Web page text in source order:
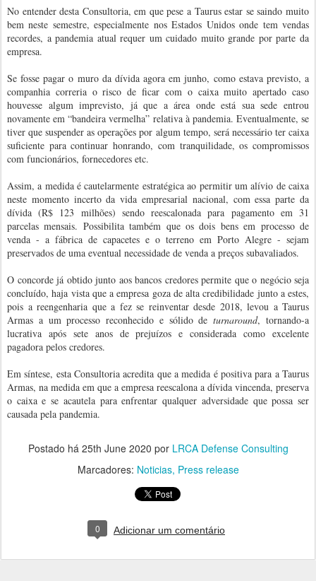
No entender desta Consultoria, em que pese a Taurus estar se saindo muito
bem neste semestre, especialmente nos Estados Unidos onde tem vendas
recordes, a pandemia atual requer um cuidado muito grande por parte da
empresa.
Se fosse pagar o muro da dívida agora em junho, como estava previsto, a
companhia correria o risco de ficar com o caixa muito apertado caso
houvesse algum imprevisto, já que a área onde está sua sede entrou
novamente em “bandeira vermelha” relativa à pandemia. Eventualmente, se
tiver que suspender as operações por algum tempo, será necessário ter caixa
suficiente para continuar honrando, com tranquilidade, os compromissos
com funcionários, fornecedores etc.
Assim, a medida é cautelarmente estratégica ao permitir um alívio de caixa
neste momento incerto da vida empresarial nacional, com essa parte da
dívida (R$ 123 milhões) sendo reescalonada para pagamento em 31
parcelas mensais. Possibilita também que os dois bens em processo de
venda - a fábrica de capacetes e o terreno em Porto Alegre - sejam
preservados de uma eventual necessidade de venda a preços subavaliados.
O concorde já obtido junto aos bancos credores permite que o negócio seja
concluído, haja vista que a empresa goza de alta credibilidade junto a estes,
pois a reengenharia que a fez se reinventar desde 2018, levou a Taurus
Armas a um processo reconhecido e sólido deturnaround, tornando-a
lucrativa após sete anos de prejuízos e considerada como excelente
pagadora pelos credores.
Em síntese, esta Consultoria acredita que a medida é positiva para a Taurus
Armas, na medida em que a empresa reescalona a dívida vincenda, preserva
o caixa e se acautela para enfrentar qualquer adversidade que possa ser
causada pela pandemia.
Postado há 25th June 2020 por LRCA Defense Consulting
Marcadores: Noticias Press release
0 Adicionar um comentário